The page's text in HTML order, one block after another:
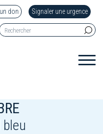
don Signaler une urgence
bleu